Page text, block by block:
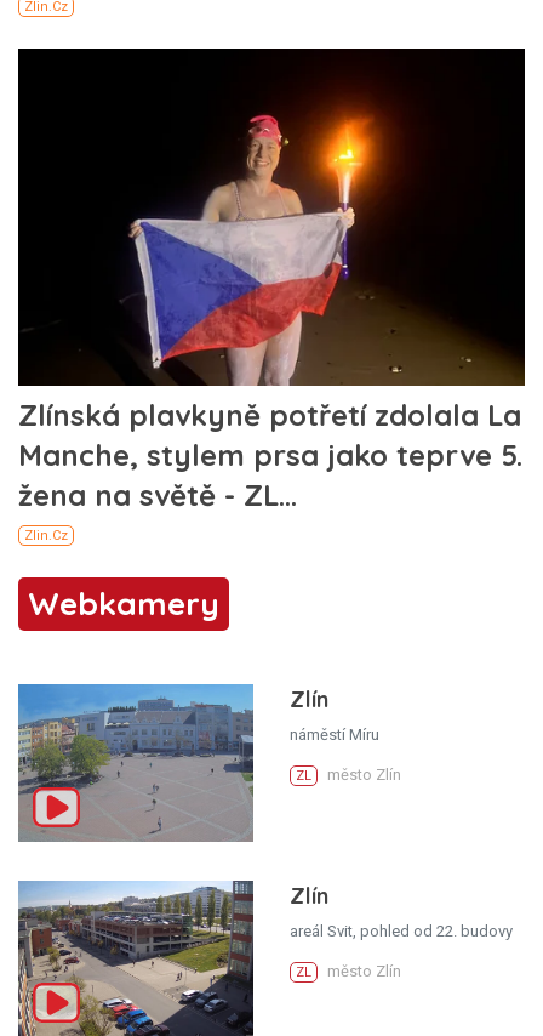
Webkamery
Zlín
náměstí Míru
ZL město Zlín
Zlín
areál Svit, pohled od 22. budovy
ZL město Zlín